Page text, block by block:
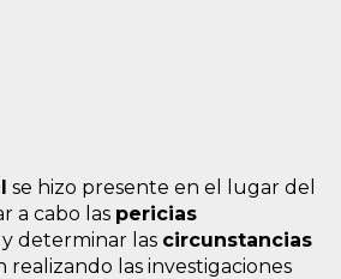
se hizo presente en el lugar del
a cabo las pericias
y determinar las circunstancias
realizando las investigaciones